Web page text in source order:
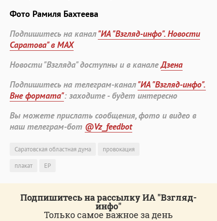
Фото Рамиля Бахтеева
Подпишитесь на канал"ИА "Взгляд-инфо". Новости
Саратова" в MAX
Новости "Взгляда" доступны и в каналеДзена
Подпишитесь на телеграм-канал"ИА "Взгляд-инфо".
Вне формата": заходите - будет интересно
Вы можете прислать сообщения, фото и видео в
наш телеграм-бот @Vz_feedbot
Саратовская областная дума
провокация
плакат
ЕР
Подпишитесь на рассылку ИА "Взгляд-
инфо"
Только самое важное за день